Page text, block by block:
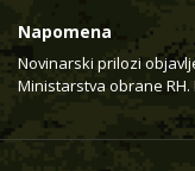
Napomena
Novinarski prilozi
Ministarstva obrane